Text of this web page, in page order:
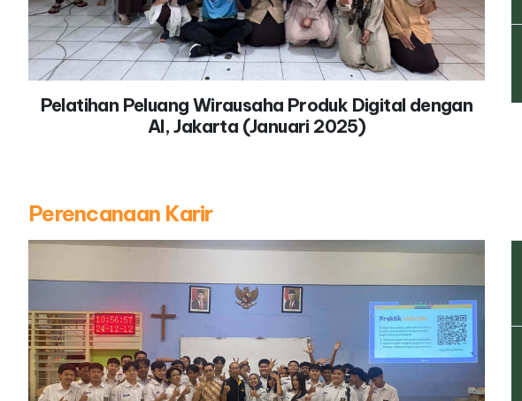
Pelatihan Peluang Wirausaha Produk Digital dengan
AI, Jakarta (Januari 2025)
Perencanaan Karir